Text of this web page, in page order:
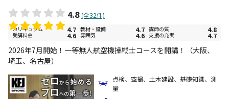
4.8(全32件)
カリキュラム 4.7 教材・設備 4.7 講師の質 4.8
受講料金 4.6 雰囲気 4.6 支援の充実 4.7
2026年7月開始！一等無人航空機操縦士コースを開講！（大阪、
埼玉、名古屋）
点検、空撮、土木建設、基礎知識、測
量